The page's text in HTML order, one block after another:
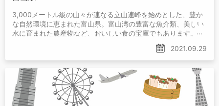
3,000メートル級の山々が連なる立山連峰を始めとした、豊か
な自然環境に恵まれた富山県。富山湾の豊富な魚介類、美しい
水に育まれた農産物など、おいしい食の宝庫でもあります。そ
んな富山県は、移住先としての人気が急上昇中！
2021.09.29